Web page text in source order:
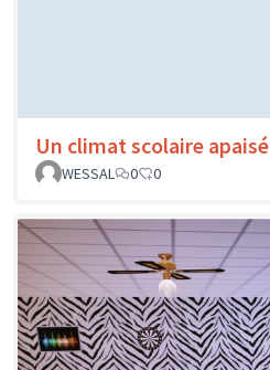
Un climat scolaire apaisé
WESSAL
0 0